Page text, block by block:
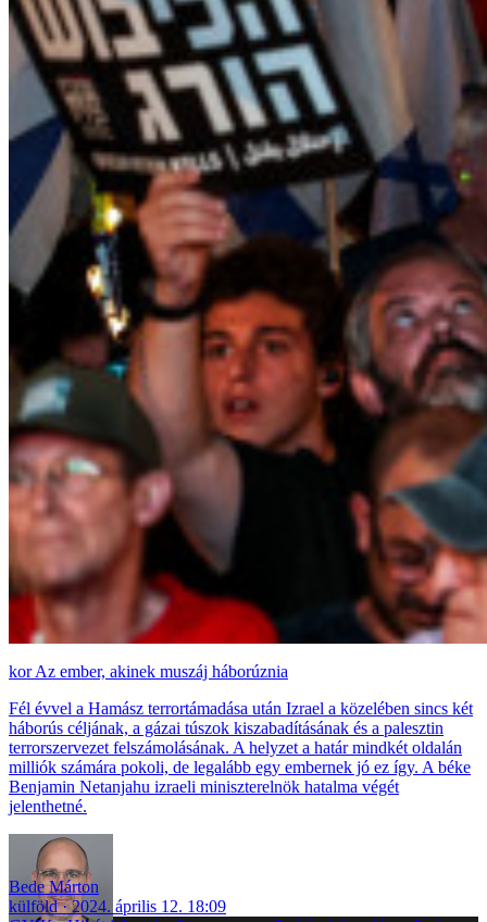
Az ember, akinek muszáj háborúznia
Fél évvel a Hamász terrortámadása után Izrael a közelében sincs két
háborús céljának, a gázai túszok kiszabadításának és a palesztin
terrorszervezet felszámolásának. A helyzet a határ mindkét oldalán
milliók számára pokoli, de legalább egy embernek jó ez így. A béke
Benjamin Netanjahu izraeli miniszterelnök hatalma végét
jelenthetné.
Bede Márton
külföld
2024. április 12. 18:09